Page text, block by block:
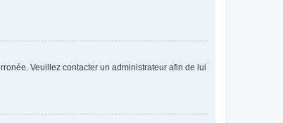
Veuillez contacter un administrateur afin de lui